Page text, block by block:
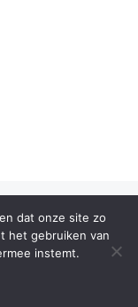
dat onze site zo
het gebruiken van
instemt.